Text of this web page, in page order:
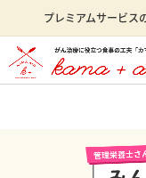
プレミアムサービス